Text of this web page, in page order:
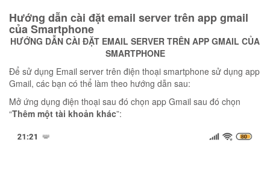
Hướng dẫn cài đặt email server trên app gmail
của Smartphone
HƯỚNG DẪN CÀI ĐẶT EMAIL SERVER TRÊN APP GMAIL CỦA
SMARTPHONE
Để sử dụng Email server trên điện thoại smartphone sử dụng app
Gmail, các bạn có thể làm theo hướng dẫn sau:
Mở ứng dụng điện thoại sau đó chọn app Gmail sau đó chọn
“Thêm một tài khoản khác”: